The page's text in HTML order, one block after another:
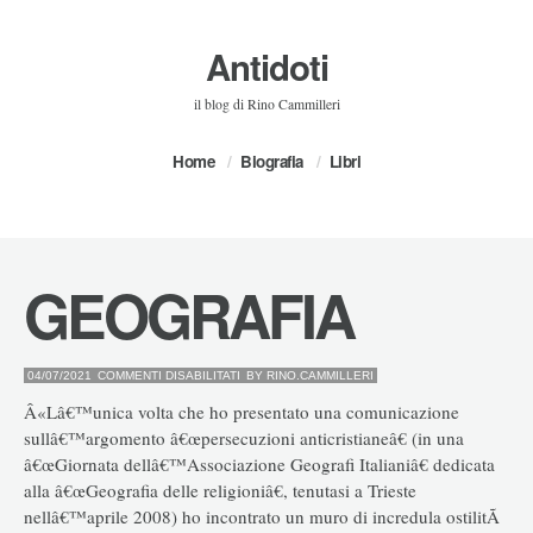
Antidoti
il blog di Rino Cammilleri
Home Biografia Libri
GEOGRAFIA
04/07/2021 COMMENTI DISABILITATI SU
BY RINO.CAMMILLERI
Â«Lâ€™unica volta che ho presentato una comunicazione
sullâ€™argomento â€œpersecuzioni anticristianeâ€ (in una
â€œGiornata dellâ€™Associazione Geografi Italianiâ€ dedicata
alla â€œGeografia delle religioniâ€, tenutasi a Trieste
nellâ€™aprile 2008) ho incontrato un muro di incredula ostilitÃ